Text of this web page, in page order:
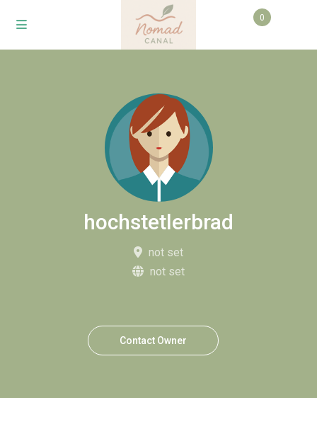
0
hochstetlerbrad
not set
not set
Contact Owner